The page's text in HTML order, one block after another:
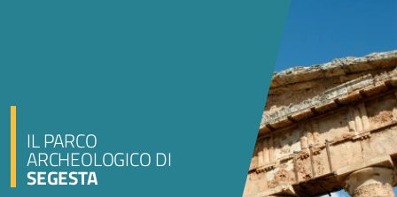
IL PARCO
ARCHEOLOGICO DI
SEGESTA